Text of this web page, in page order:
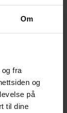
Om
fra
og
på
til dine